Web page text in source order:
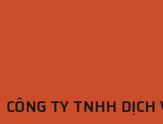
CÔNG TY TNHH